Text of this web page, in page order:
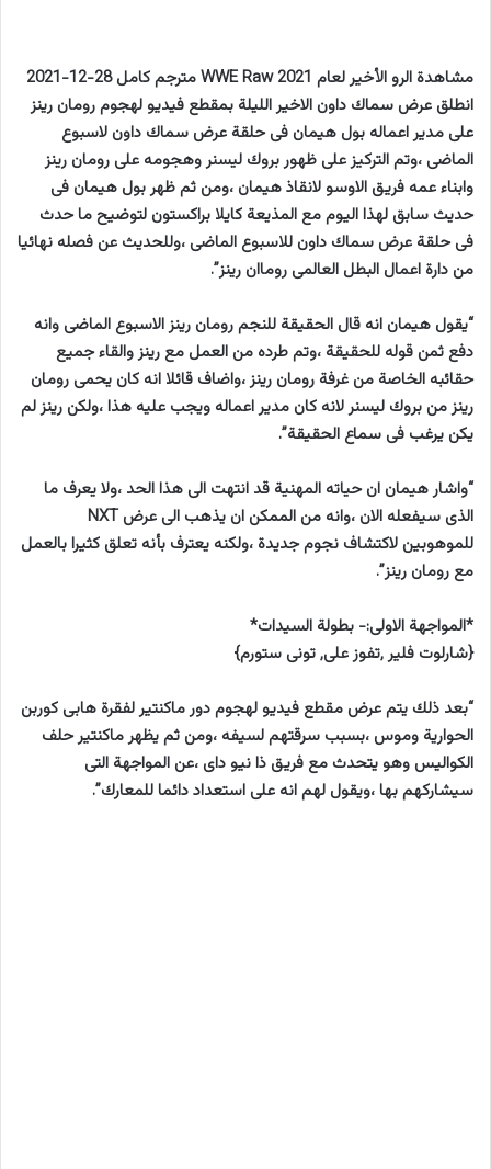
مشاهدة الرو الأخير لعام 2021 WWE Raw مترجم كامل 28-12-2021
انطلق عرض سماك داون الاخير الليلة بمقطع فيديو لهجوم رومان رينز
على مدير اعماله بول هيمان فى حلقة عرض سماك داون لاسبوع
الماضى ،وتم التركيز على ظهور بروك ليسنر وهجومه على رومان رينز
وابناء عمه فريق الاوسو لانقاذ هيمان ،ومن ثم ظهر بول هيمان فى
حديث سابق لهذا اليوم مع المذيعة كايلا براكستون لتوضيح ما حدث
فى حلقة عرض سماك داون للاسبوع الماضى ،وللحديث عن فصله نهائيا
من دارة اعمال البطل العالمى روماان رينز”.
“يقول هيمان انه قال الحقيقة للنجم رومان رينز الاسبوع الماضى وانه
دفع ثمن قوله للحقيقة ،وتم طرده من العمل مع رينز والقاء جميع
حقائبه الخاصة من غرفة رومان رينز ،واضاف قائلا انه كان يحمى رومان
رينز من بروك ليسنر لانه كان مدير اعماله ويجب عليه هذا ،ولكن رينز لم
يكن يرغب فى سماع الحقيقة”.
“واشار هيمان ان حياته المهنية قد انتهت الى هذا الحد ،ولا يعرف ما
الذى سيفعله الان ،وانه من الممكن ان يذهب الى عرض NXT
للموهوبين لاكتشاف نجوم جديدة ،ولكنه يعترف بأنه تعلق كثيرا بالعمل
مع رومان رينز”.
*المواجهة الاولى:- بطولة السيدات*
{شارلوت فلير ,تفوز على, تونى ستورم}
“بعد ذلك يتم عرض مقطع فيديو لهجوم دور ماكنتير لفقرة هابى كوربن
الحوارية وموس ،بسبب سرقتهم لسيفه ،ومن ثم يظهر ماكنتير حلف
الكواليس وهو يتحدث مع فريق ذا نيو داى ،عن المواجهة التى
سيشاركهم بها ،ويقول لهم انه على استعداد دائما للمعارك”.